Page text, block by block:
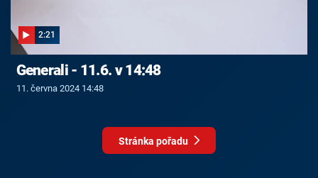
2:21
Generali - 11.6. v 14:48
11. června 2024 14:48
Stránka pořadu